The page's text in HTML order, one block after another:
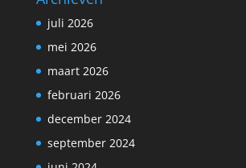
juli 2026
mei 2026
maart 2026
februari 2026
december 2024
september 2024